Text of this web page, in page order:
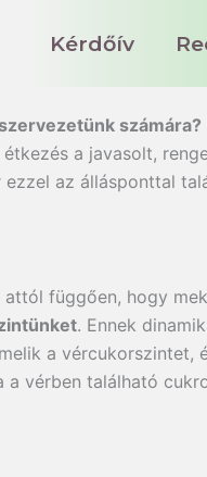
Kérdőív
számára?
a javasolt,
az állásponttal
függően, hogy
. Ennek
a
a vérben található